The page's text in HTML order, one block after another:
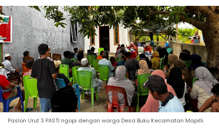
Paslon Urut 3 PASTI ngopi dengan warga Desa Buku Kecamatan Mapilli.